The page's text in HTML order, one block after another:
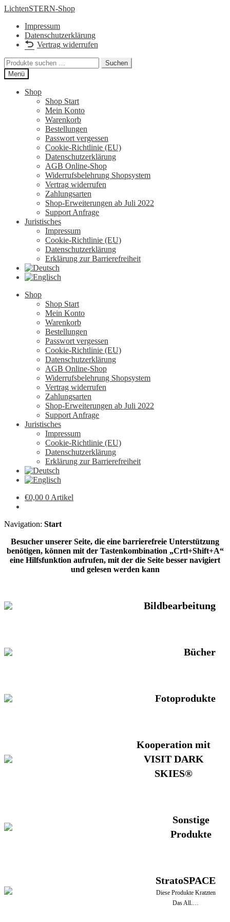
Zur
springen
Zum
springen
LichtenSTERN-Shop
Impressum
Datenschutzerklärung
Vertrag widerrufen
Suchen
nach:
Suchen
Menü
Shop
Shop Start
Mein Konto
Warenkorb
Bestellungen
Passwort vergessen
Cookie-Richtlinie (EU)
Datenschutzerklärung
AGB Online-Shop
Widerrufsbelehrung Shopsystem
Vertrag widerrufen
Zahlungsarten
Shop-Erweiterungen ab Juli 2022
Support Anfrage
Juristisches
Impressum
Cookie-Richtlinie (EU)
Datenschutzerklärung
Erklärung zur Barrierefreiheit
Shop
Shop Start
Mein Konto
Warenkorb
Bestellungen
Passwort vergessen
Cookie-Richtlinie (EU)
Datenschutzerklärung
AGB Online-Shop
Widerrufsbelehrung Shopsystem
Vertrag widerrufen
Zahlungsarten
Shop-Erweiterungen ab Juli 2022
Support Anfrage
Juristisches
Impressum
Cookie-Richtlinie (EU)
Datenschutzerklärung
Erklärung zur Barrierefreiheit
€0,00 0 Artikel
Navigation: Start
Besucher unserer Seite, die eine barrierefreie Unterstützung
benötigen, können mit der Tastenkombination „Crtl+Shift+A“
eine Hilfsfunktion aufrufen, mit der die Seite besser navigiert
und gelesen werden kann
Bildbearbeitung
Bücher
Fotoprodukte
Kooperation mit
VISIT DARK
SKIES®
Sonstige
Produkte
StratoSPACE
Diese Produkte Kratzten
Das All.…